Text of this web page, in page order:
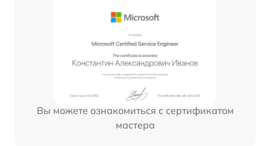
Вы можете ознакомиться с сертификатом
мастера